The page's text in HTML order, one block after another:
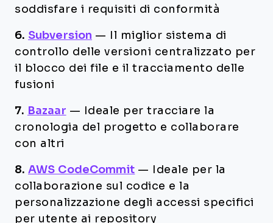
soddisfare i requisiti di conformità
6. Subversion —
Il miglior sistema di
controllo delle versioni centralizzato per
il blocco dei file e il tracciamento delle
fusioni
7. Bazaar —
Ideale per tracciare la
cronologia del progetto e collaborare
con altri
8. AWS CodeCommit —
Ideale per la
collaborazione sul codice e la
personalizzazione degli accessi specifici
per utente ai repository